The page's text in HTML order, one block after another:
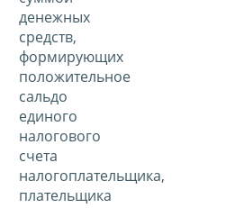
денежных
средств,
формирующих
положительное
сальдо
единого
налогового
счета
налогоплательщика,
плательщика